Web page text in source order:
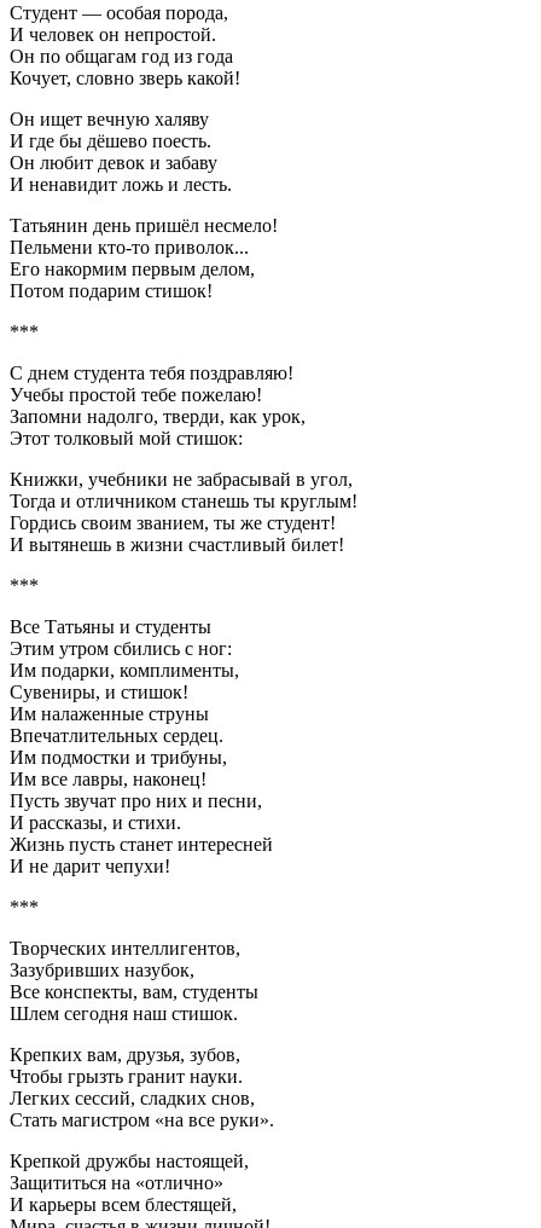
Студент — особая порода,
И человек он непростой.
Он по общагам год из года
Кочует, словно зверь какой!
Он ищет вечную халяву
И где бы дёшево поесть.
Он любит девок и забаву
И ненавидит ложь и лесть.
Татьянин день пришёл несмело!
Пельмени кто-то приволок...
Его накормим первым делом,
Потом подарим стишок!
***
С днем студента тебя поздравляю!
Учебы простой тебе пожелаю!
Запомни надолго, тверди, как урок,
Этот толковый мой стишок:
Книжки, учебники не забрасывай в угол,
Тогда и отличником станешь ты круглым!
Гордись своим званием, ты же студент!
И вытянешь в жизни счастливый билет!
***
Все Татьяны и студенты
Этим утром сбились с ног:
Им подарки, комплименты,
Сувениры, и стишок!
Им налаженные струны
Впечатлительных сердец.
Им подмостки и трибуны,
Им все лавры, наконец!
Пусть звучат про них и песни,
И рассказы, и стихи.
Жизнь пусть станет интересней
И не дарит чепухи!
***
Творческих интеллигентов,
Зазубривших назубок,
Все конспекты, вам, студенты
Шлем сегодня наш стишок.
Крепких вам, друзья, зубов,
Чтобы грызть гранит науки.
Легких сессий, сладких снов,
Стать магистром «на все руки».
Крепкой дружбы настоящей,
Защититься на «отлично»
И карьеры всем блестящей,